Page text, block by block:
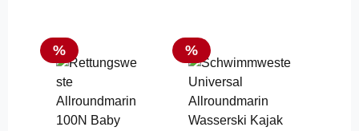
Rabatt
% Rabatt
%